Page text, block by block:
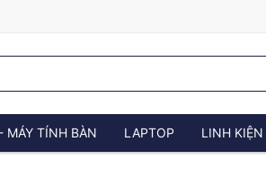
MÁY TÍNH BÀN LAPTOP LINH KIỆN